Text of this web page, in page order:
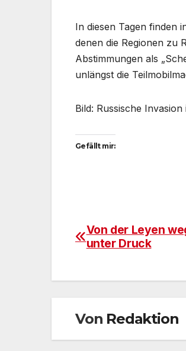
In diesen Tagen finden
denen die Regionen zu
Abstimmungen als
unlängst die
Bild: Russische
Gefällt mir:
Von der Leyen
unter Druck
Von Redaktion